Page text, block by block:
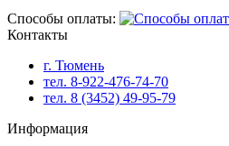
Способы оплаты:
Контакты
г. Тюмень
тел. 8-922-476-74-70
тел. 8 (3452) 49-95-79
Информация